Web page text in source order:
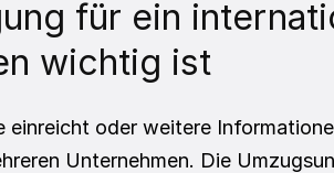
für ein
wichtig ist
einreicht oder weitere
Unternehmen. Die